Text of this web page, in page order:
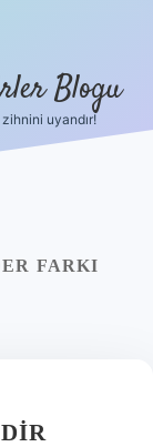
Blogu
uyandır!
FARKI